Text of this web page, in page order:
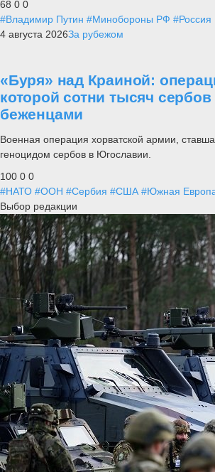
68 0 0
#Владимир Путин #Минобороны РФ #Россия
4 августа 2026За рубежом
«Буря» над Краиной:
которой сотни тысяч сербов
беженцами
Военная операция хорватской армии,
геноцидом сербов в Югославии.
100 0 0
#НАТО #ООН #Сербия #США #Южная
Выбор редакции